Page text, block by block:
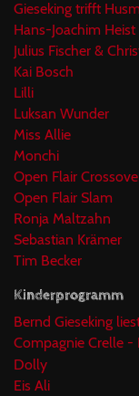
Gieseking trifft
Hans-Joachim Heist
Julius Fischer &
Kai Bosch
Lilli
Luksan Wunder
Miss Allie
Monchi
Open Flair
Open Flair Slam
Ronja Maltzahn
Sebastian Krämer
Tim Becker
Kinderprogramm
Bernd Gieseking
Compagnie Crelle
Dolly
Eis Ali